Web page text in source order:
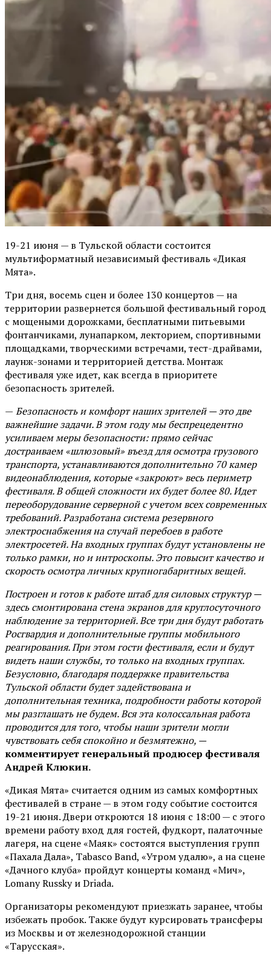
19-21 июня — в Тульской области состоится
мультиформатный независимый фестиваль «Дикая
Мята».
Три дня, восемь сцен и более 130 концертов — на
территории развернется большой фестивальный город
с мощеными дорожками, бесплатными питьевыми
фонтанчиками, лунапарком, лекторием, спортивными
площадками, творческими встречами, тест-драйвами,
лаунж-зонами и территорией детства. Монтаж
фестиваля уже идет, как всегда в приоритете
безопасность зрителей.
— Безопасность и комфорт наших зрителей — это две
важнейшие задачи. В этом году мы беспрецедентно
усиливаем меры безопасности: прямо сейчас
достраиваем «шлюзовый» въезд для осмотра грузового
транспорта, устанавливаются дополнительно 70 камер
видеонаблюдения, которые «закроют» весь периметр
фестиваля. В общей сложности их будет более 80. Идет
переоборудование серверной с учетом всех современных
требований. Разработана система резервного
электроснабжения на случай перебоев в работе
электросетей. На входных группах будут установлены не
только рамки, но и интроскопы. Это повысит качество и
скорость осмотра личных крупногабаритных вещей.
Построен и готов к работе штаб для силовых структур —
здесь смонтирована стена экранов для круглосуточного
наблюдение за территорией. Все три дня будут работать
Росгвардия и дополнительные группы мобильного
реагирования. При этом гости фестиваля, если и будут
видеть наши службы, то только на входных группах.
Безусловно, благодаря поддержке правительства
Тульской области будет задействована и
дополнительная техника, подробности работы которой
мы разглашать не будем. Вся эта колоссальная работа
проводится для того, чтобы наши зрители могли
чувствовать себя спокойно и безмятежно, —
комментирует генеральный продюсер фестиваля
Андрей Клюкин.
«Дикая Мята» считается одним из самых комфортных
фестивалей в стране — в этом году событие состоится
19-21 июня. Двери откроются 18 июня с 18:00 — с этого
времени работу вход для гостей, фудкорт, палаточные
лагеря, на сцене «Маяк» состоятся выступления групп
«Пахала Дала», Tabasco Band, «Утром удалю», а на сцене
«Дачного клуба» пройдут концерты команд «Мич»,
Lomany Russky и Driada.
Организаторы рекомендуют приезжать заранее, чтобы
избежать пробок. Также будут курсировать трансферы
из Москвы и от железнодорожной станции
«Тарусская».